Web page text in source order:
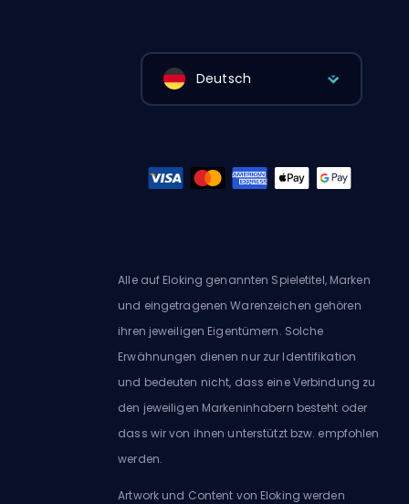
Deutsch
Alle auf Eloking genannten Spieletitel, Marken
und eingetragenen Warenzeichen gehören
ihren jeweiligen Eigentümern. Solche
Erwähnungen dienen nur zur Identifikation
und bedeuten nicht, dass eine Verbindung zu
den jeweiligen Markeninhabern besteht oder
dass wir von ihnen unterstützt bzw. empfohlen
werden.
Artwork und Content von Eloking werden